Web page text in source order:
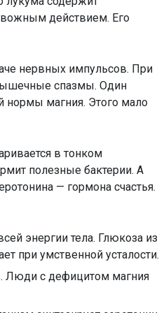
действием. Его
нервных импульсов. При
спазмы. Один
нормы магния. Этого мало
в тонком
полезные бактерии. А
— гормона счастья.
энергии тела. Глюкоза из
при умственной усталости.
Люди с дефицитом магния